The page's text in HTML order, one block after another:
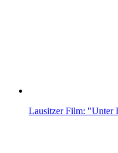
Lausitzer Film: "Unter